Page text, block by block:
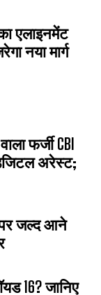
एलाइनमेंट
नया मार्ग
फर्जी CBI
अरेस्ट;
पर जल्द आने
16? जानिए